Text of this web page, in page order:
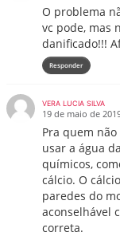
O problema
vc pode, mas
danificado!!!
Responder
VERA LUCIA SILVA
19 de maio de
Pra quem
usar a água
químicos,
cálcio. O
paredes do
aconselhável
correta.